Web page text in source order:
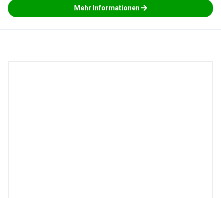
Mehr Informationen